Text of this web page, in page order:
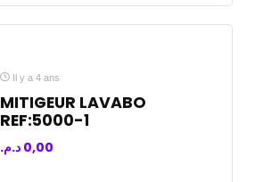
Il y a 4 ans
MITIGEUR LAVABO
REF:5000-1
0,00 د.م.